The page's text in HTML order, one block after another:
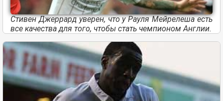
Стивен Джеррард уверен, что у Рауля Мейрелеша есть
все качества для того, чтобы стать чемпионом Англии.